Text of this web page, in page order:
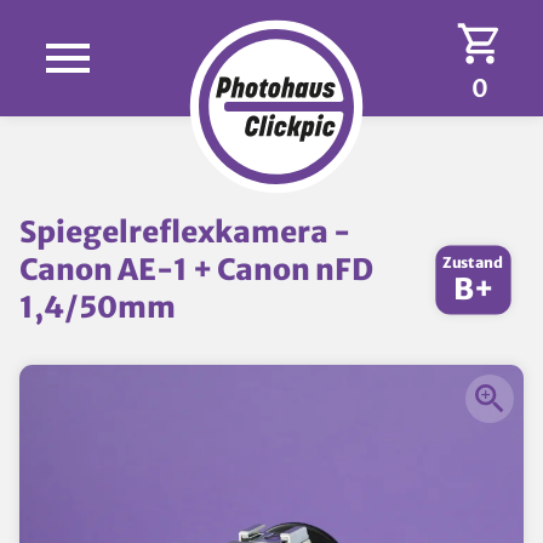
0
Spiegelreflexkamera -
Canon AE-1 + Canon nFD
1,4/50mm
Zustand
B+